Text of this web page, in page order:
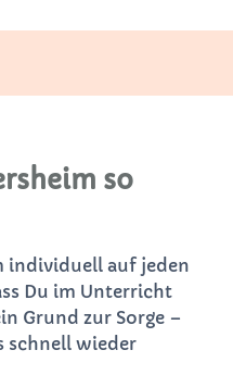
so
individuell auf jeden
Du im Unterricht
Grund zur Sorge –
schnell wieder